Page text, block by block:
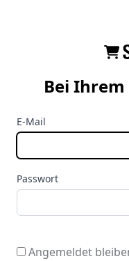
Bei
E-Mail
Passwort
Angemeldet